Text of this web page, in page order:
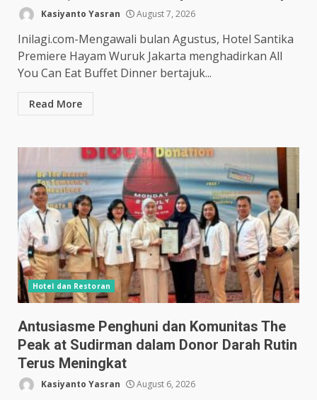
Kasiyanto Yasran August 7, 2026
Inilagi.com-Mengawali bulan Agustus, Hotel Santika
Premiere Hayam Wuruk Jakarta menghadirkan All
You Can Eat Buffet Dinner bertajuk...
Read More
Hotel dan Restoran
Antusiasme Penghuni dan Komunitas The
Peak at Sudirman dalam Donor Darah Rutin
Terus Meningkat
Kasiyanto Yasran August 6, 2026